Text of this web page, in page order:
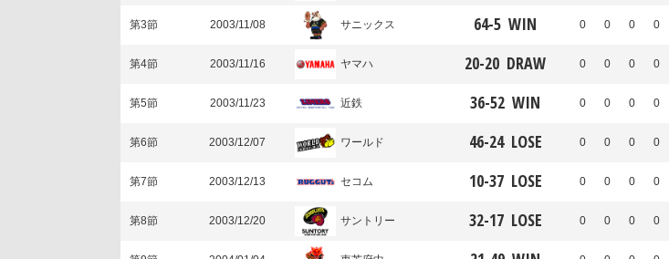
第3節 2003/11/08 サニックス 64-5 WIN 0 0 0 0
第4節 2003/11/16 ヤマハ 20-20 DRAW 0 0 0 0
第5節 2003/11/23 近鉄 36-52 WIN 0 0 0 0
第6節 2003/12/07 ワールド 46-24 LOSE 0 0 0 0
第7節 2003/12/13 セコム 10-37 LOSE 0 0 0 0
第8節 2003/12/20 サントリー 32-17 LOSE 0 0 0 0